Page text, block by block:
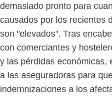
demasiado pronto para
causados por los recientes
son "elevados". Tras
con comerciantes y
y las pérdidas económicas,
a las aseguradoras para
indemnizaciones a los